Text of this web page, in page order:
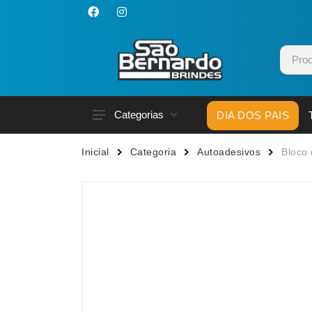
Categorias
Acessórios p/ Celular
Canecas
DIA DOS PAIS
Inicial Categoria Autoadesivos Bloco